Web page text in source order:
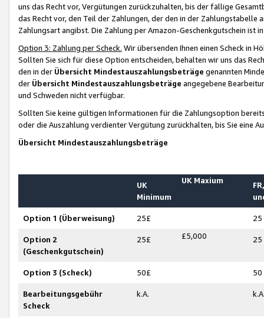
uns das Recht vor, Vergütungen zurückzuhalten, bis der fällige
das Recht vor, den Teil der Zahlungen, der den in der
Zahlungsart angibst. Die Zahlung per Amazon-Geschenkgutschein ist
Option 3: Zahlung per Scheck. Wir übersenden Ihnen einen Scheck in
Sollten Sie sich für diese Option entscheiden, behalten wir uns das
den in der Übersicht Mindestauszahlungsbeträge genannten
der Übersicht Mindestauszahlungsbeträge angegebene
und Schweden nicht verfügbar.
Sollten Sie keine gültigen Informationen für die Zahlungsoption
oder die Auszahlung verdienter Vergütung zurückhalten, bis Sie
Übersicht Mindestauszahlungsbeträge
UK
Minimum
UK Maxium
Option 1 (Überweisung) 25£ 25
Option 2
(Geschenkgutschein)
25£ £5,000 25
Option 3 (Scheck) 50£ 50
Bearbeitungsgebühr
Scheck
k.A.